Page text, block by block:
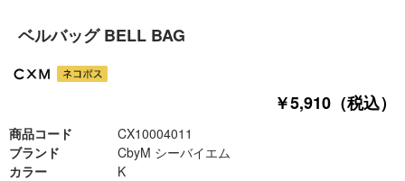
ベルバッグ BELL BAG
￥5,910（税込）
商品コード
CX10004011
ブランド
CbyM シーバイエム
カラー
K